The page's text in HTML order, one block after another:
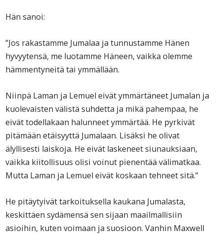
Hän sanoi:
”Jos rakastamme Jumalaa ja tunnustamme Hänen
hyvyytensä, me luotamme Häneen, vaikka olemme
hämmentyneitä tai ymmällään.
Niinpä Laman ja Lemuel eivät ymmärtäneet Jumalan ja
kuolevaisten välistä suhdetta ja mikä pahempaa, he
eivät todellakaan halunneet ymmärtää. He pyrkivät
pitämään etäisyyttä Jumalaan. Lisäksi he olivat
älyllisesti laiskoja. He eivät laskeneet siunauksiaan,
vaikka kiitollisuus olisi voinut pienentää välimatkaa.
Mutta Laman ja Lemuel eivät koskaan tehneet sitä.”
He pitäytyivät tarkoituksella kaukana Jumalasta,
keskittäen sydämensä sen sijaan maailmallisiin
asioihin, kuten voimaan ja suosioon. Vanhin Maxwell